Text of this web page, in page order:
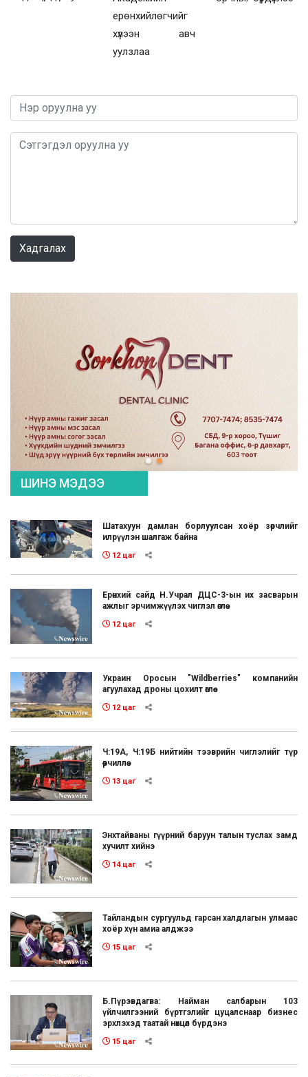
ерөнхийлөгчийг
хүлээн авч
уулзлаа
Хадгалах
ШИНЭ МЭДЭЭ
Шатахуун дамлан борлуулсан хоёр зөрчлийг
илрүүлэн шалгаж байна
12 цаг
Ерөнхий сайд Н.Учрал ДЦС-3-ын их засварын
ажлыг эрчимжүүлэх чиглэл өглөө
12 цаг
Украин Оросын "Wildberries" компанийн
агуулахад дроны цохилт өглөө
12 цаг
Ч:19А, Ч:19Б нийтийн тээврийн чиглэлийг түр
өөрчиллөө
13 цаг
Энхтайваны гүүрний баруун талын туслах замд
хучилт хийнэ
14 цаг
Тайландын сургуульд гарсан халдлагын улмаас
хоёр хүн амиа алджээ
15 цаг
Б.Пүрэвдагва: Найман салбарын 103
үйлчилгээний бүртгэлийг цуцалснаар бизнес
эрхлэхэд таатай нөхцөл бүрдэнэ
15 цаг